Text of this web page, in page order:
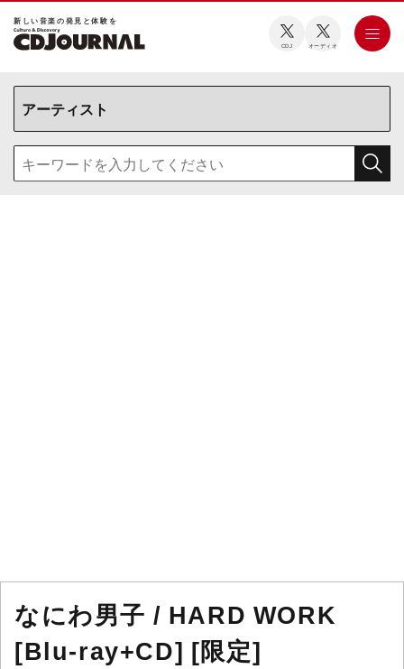
新しい⾳楽の発⾒と体験を
CDJ オーディオ
なにわ男子 / HARD WORK
[Blu-ray+CD] [限定]